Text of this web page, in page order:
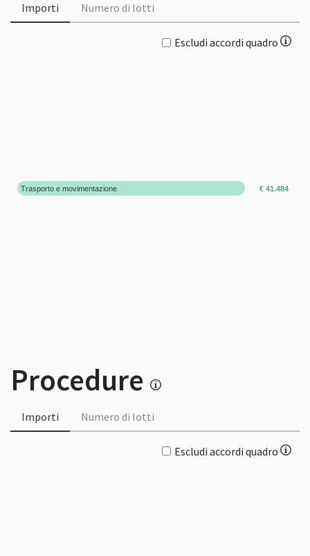
Importi Numero di lotti
Escludi accordi quadro
Trasporto e movimentazione € 41.484
Procedure
Importi Numero di lotti
Escludi accordi quadro